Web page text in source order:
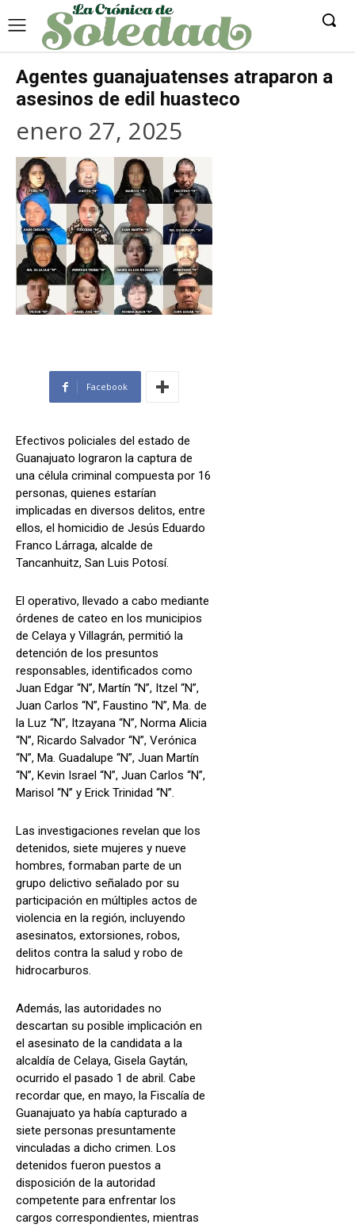
Agentes guanajuatenses atraparon a
asesinos de edil huasteco
enero 27, 2025
Facebook
Efectivos policiales del estado de
Guanajuato lograron la captura de
una célula criminal compuesta por 16
personas, quienes estarían
implicadas en diversos delitos, entre
ellos, el homicidio de Jesús Eduardo
Franco Lárraga, alcalde de
Tancanhuitz, San Luis Potosí.
El operativo, llevado a cabo mediante
órdenes de cateo en los municipios
de Celaya y Villagrán, permitió la
detención de los presuntos
responsables, identificados como
Juan Edgar “N”, Martín “N”, Itzel “N”,
Juan Carlos “N”, Faustino “N”, Ma. de
la Luz “N”, Itzayana “N”, Norma Alicia
“N”, Ricardo Salvador “N”, Verónica
“N”, Ma. Guadalupe “N”, Juan Martín
“N”, Kevin Israel “N”, Juan Carlos “N”,
Marisol “N” y Erick Trinidad “N”.
Las investigaciones revelan que los
detenidos, siete mujeres y nueve
hombres, formaban parte de un
grupo delictivo señalado por su
participación en múltiples actos de
violencia en la región, incluyendo
asesinatos, extorsiones, robos,
delitos contra la salud y robo de
hidrocarburos.
Además, las autoridades no
descartan su posible implicación en
el asesinato de la candidata a la
alcaldía de Celaya, Gisela Gaytán,
ocurrido el pasado 1 de abril. Cabe
recordar que, en mayo, la Fiscalía de
Guanajuato ya había capturado a
siete personas presuntamente
vinculadas a dicho crimen. Los
detenidos fueron puestos a
disposición de la autoridad
competente para enfrentar los
cargos correspondientes, mientras